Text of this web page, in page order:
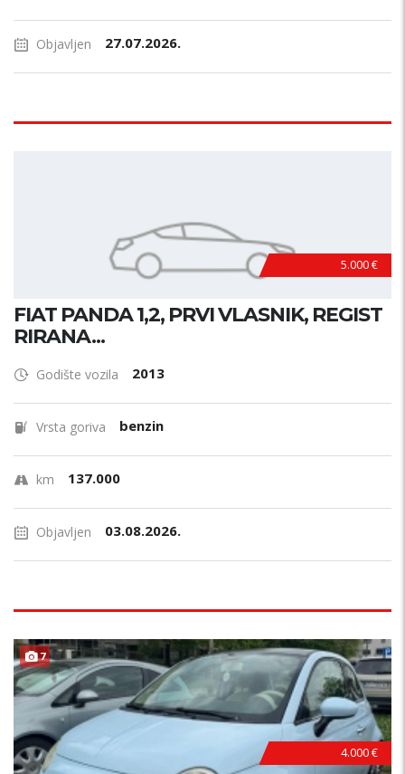
Objavljen 27.07.2026.
5.000 €
FIAT PANDA 1,2, PRVI VLASNIK, REGIST
RIRANA...
Godište vozila 2013
Vrsta goriva benzin
km 137.000
Objavljen 03.08.2026.
7
4.000 €